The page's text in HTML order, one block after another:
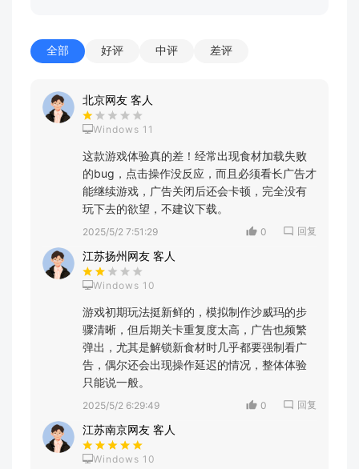
全部 好评 中评 差评
北京网友 客人
Windows 11
这款游戏体验真的差！经常出现食材加载失败
的bug，点击操作没反应，而且必须看长广告才
能继续游戏，广告关闭后还会卡顿，完全没有
玩下去的欲望，不建议下载。
2025/5/2 7:51:29 0 回复
江苏扬州网友 客人
Windows 10
游戏初期玩法挺新鲜的，模拟制作沙威玛的步
骤清晰，但后期关卡重复度太高，广告也频繁
弹出，尤其是解锁新食材时几乎都要强制看广
告，偶尔还会出现操作延迟的情况，整体体验
只能说一般。
2025/5/2 6:29:49 0 回复
江苏南京网友 客人
Windows 10